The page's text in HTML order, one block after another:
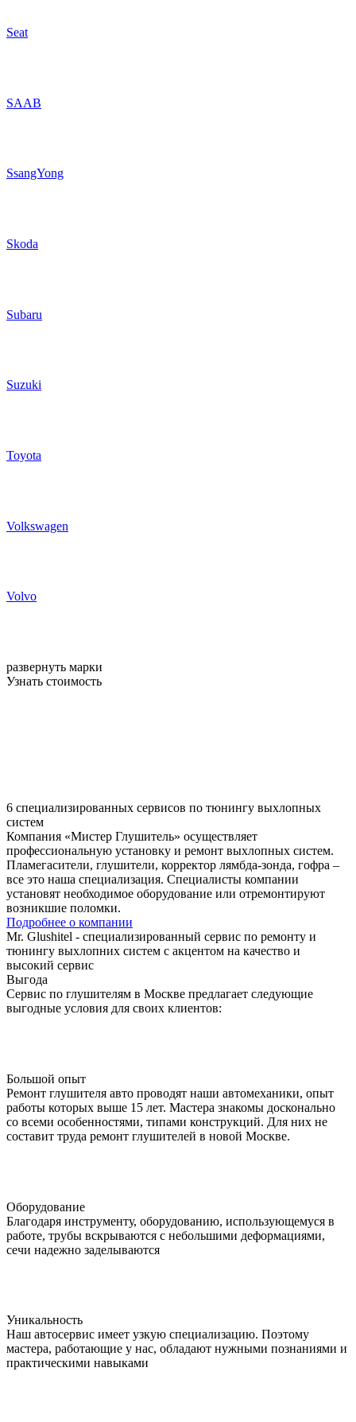
Seat
SAAB
SsangYong
Skoda
Subaru
Suzuki
Toyota
Volkswagen
Volvo
развернуть марки
Узнать стоимость
6 специализированных сервисов по тюнингу выхлопных
систем
Компания «Мистер Глушитель» осуществляет
профессиональную установку и ремонт выхлопных систем.
Пламегасители, глушители, корректор лямбда-зонда, гофра –
все это наша специализация. Специалисты компании
установят необходимое оборудование или отремонтируют
возникшие поломки.
Подробнее о компании
Mr. Glushitel - специализированный сервис по ремонту и
тюнингу выхлопних систем с акцентом на качество и
высокий сервис
Выгода
Сервис по глушителям в Москве предлагает следующие
выгодные условия для своих клиентов:
Большой опыт
Ремонт глушителя авто проводят наши автомеханики, опыт
работы которых выше 15 лет. Мастера знакомы досконально
со всеми особенностями, типами конструкций. Для них не
составит труда ремонт глушителей в новой Москве.
Оборудование
Благодаря инструменту, оборудованию, использующемуся в
работе, трубы вскрываются с небольшими деформациями,
сечи надежно заделываются
Уникальность
Наш автосервис имеет узкую специализацию. Поэтому
мастера, работающие у нас, обладают нужными познаниями и
практическими навыками